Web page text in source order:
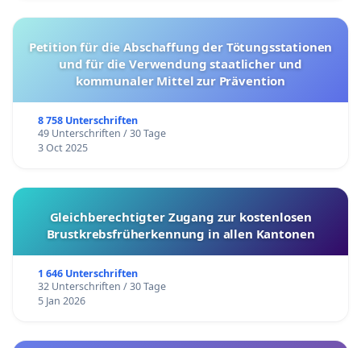
Petition für die Abschaffung der Tötungsstationen
und für die Verwendung staatlicher und
kommunaler Mittel zur Prävention
8 758 Unterschriften
49 Unterschriften / 30 Tage
3 Oct 2025
Gleichberechtigter Zugang zur kostenlosen
Brustkrebsfrüherkennung in allen Kantonen
1 646 Unterschriften
32 Unterschriften / 30 Tage
5 Jan 2026